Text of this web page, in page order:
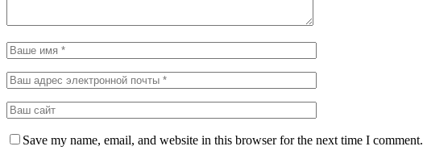
Save my name, email, and website in this browser for the next time I comment.